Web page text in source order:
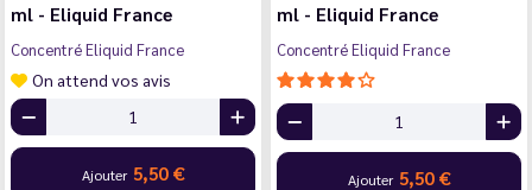
ml - Eliquid France
Concentré Eliquid France
On attend vos avis
Ajouter 5,50 €
ml - Eliquid France
Concentré Eliquid France
Ajouter 5,50 €